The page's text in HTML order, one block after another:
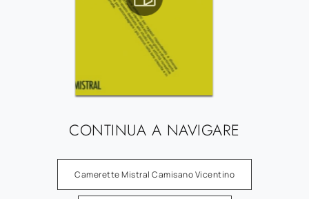
CONTINUA A NAVIGARE
Camerette Mistral Camisano Vicentino